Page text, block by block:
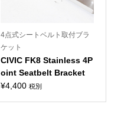
4点式シートベルト取付ブラ
ケット
CIVIC FK8 Stainless 4P
oint Seatbelt Bracket
¥4,400 税別